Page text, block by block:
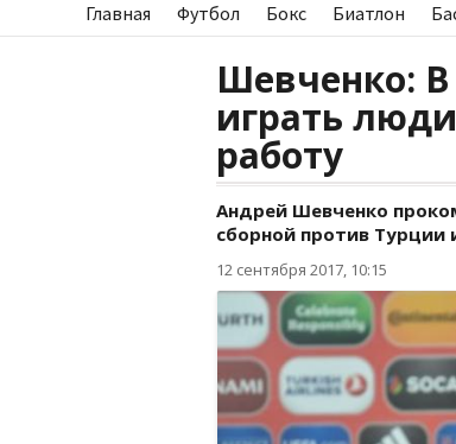
Главная Футбол Бокс Биатлон
Шевченко:
играть
работу
Андрей Шевченко
сборной против Турции
12 сентября 2017, 10:15